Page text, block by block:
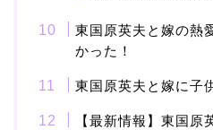
東国原英夫と嫁の熱
かった！
東国原英夫と嫁に子
【最新情報】東国原